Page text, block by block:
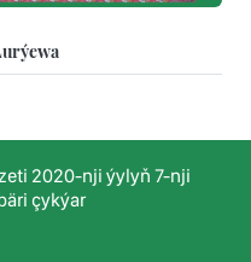
2020-nji ýylyň 7-nji
çykýar